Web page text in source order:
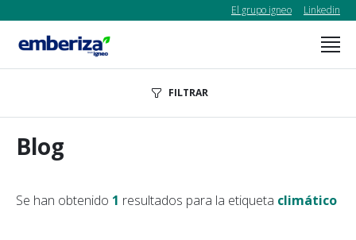
El grupo igneo Linkedin
FILTRAR
Blog
Se han obtenido 1 resultados para la etiqueta climático